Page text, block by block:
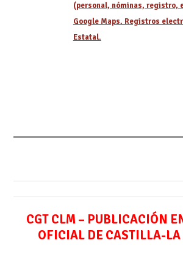
(personal, nóminas, registro,
Google Maps. Registros
Estatal.
CGT CLM – PUBLICACIÓN
OFICIAL DE CASTILLA-